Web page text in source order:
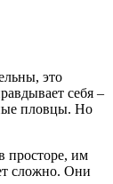
это
себя –
пловцы. Но
просторе, им
сложно. Они